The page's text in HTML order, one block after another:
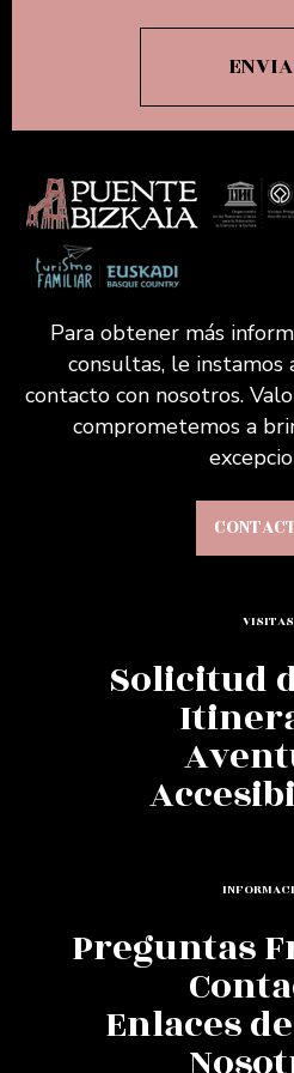
Para obtener más
consultas, le instamos
contacto con nosotros.
comprometemos a
VISITAS
Solicitud
Preguntas
Enlaces